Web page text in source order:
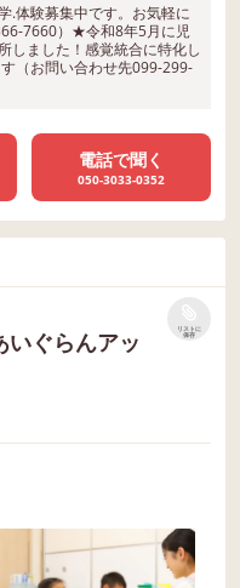
体験募集中です。お気軽に
7660）★令和8年5月に児
ました！感覚統合に特化し
（お問い合わせ先099-299-
電話で聞く
050-3033-0352
ぐらんアッ
リストに
保存